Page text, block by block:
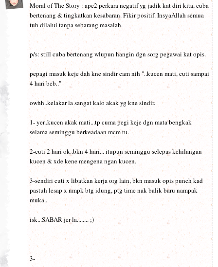
Moral of The Story : ape2 perkara negatif yg jadik kat diri kita, cuba
bertenang & tingkatkan kesabaran. Fikir positif. InsyaAllah semua
tuh dilalui tanpa sebarang masalah.
p/s: still cuba bertenang wlupun hangin dgn sorg pegawai kat opis.
pepagi masuk keje dah kne sindir cam nih "..kucen mati, cuti sampai
4 hari beb.."
owhh..kelakar la sangat kalo akak yg kne sindir.
1- yer..kucen akak mati...tp cuma pegi keje dgn mata bengkak
selama seminggu berkeadaan mcm tu.
2-cuti 2 hari ok..bkn 4 hari... itupun seminggu selepas kehilangan
kucen & xde kene mengena ngan kucen.
3-sendiri cuti x libatkan kerja org lain, bkn masuk opis punch kad
pastuh lesap x nmpk btg idung, ptg time nak balik baru nampak
muka..
isk...SABAR jer la........ ;)
3-